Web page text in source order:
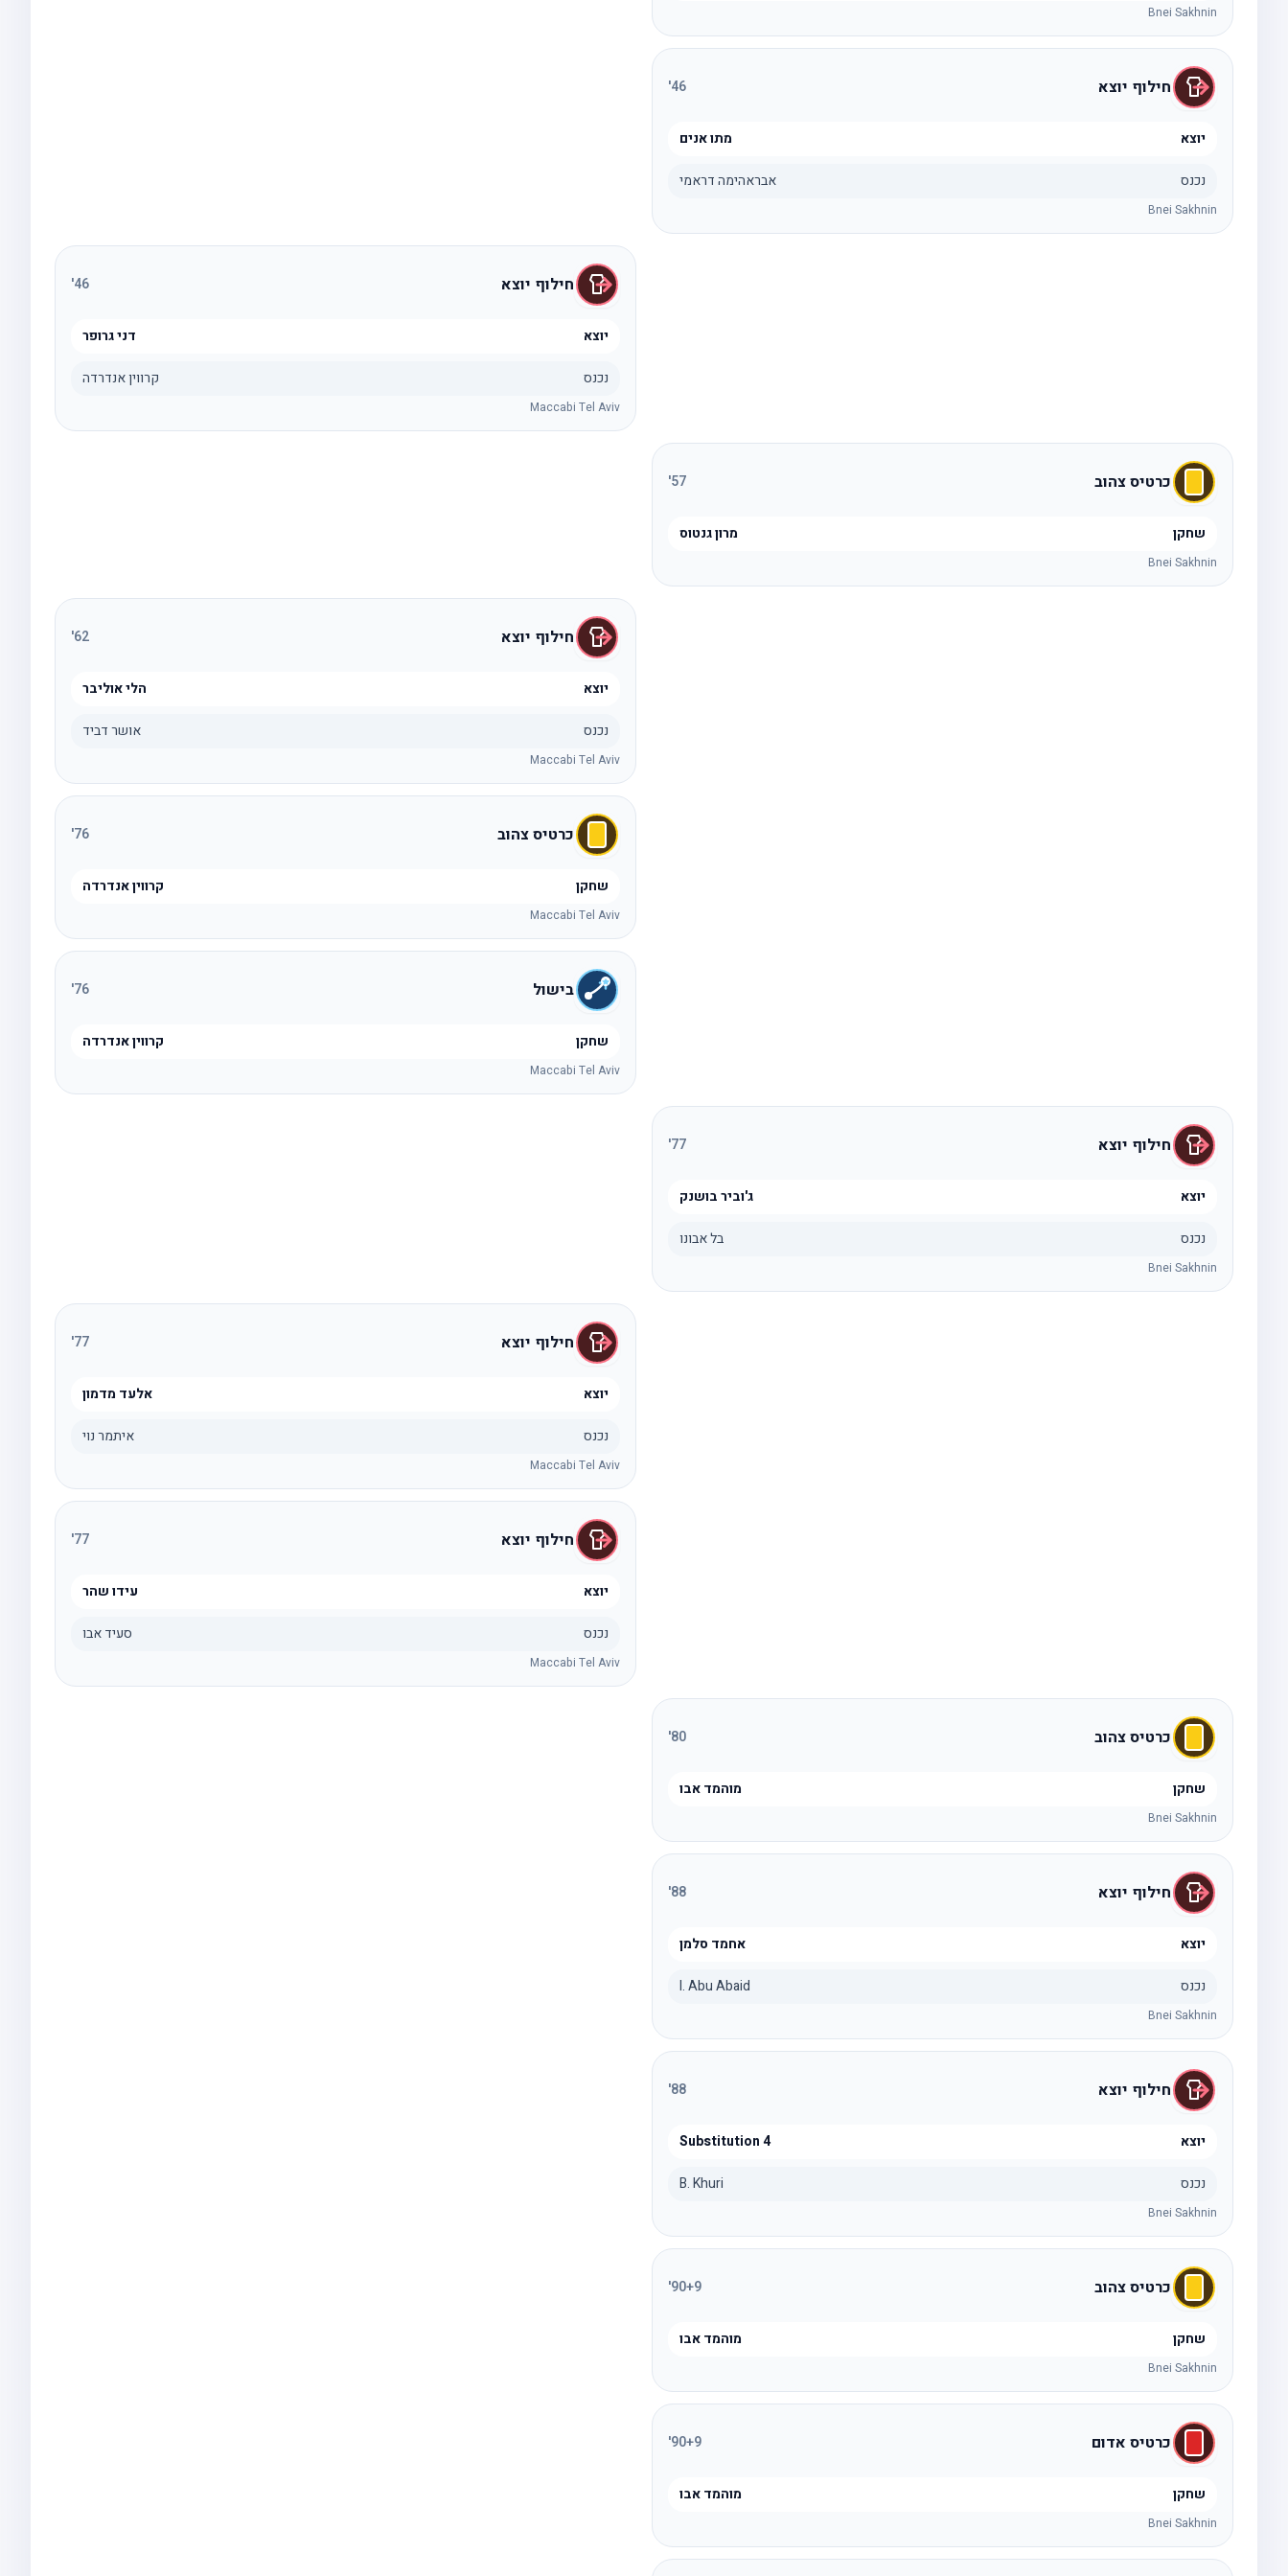
Bnei Sakhnin
חילוף יוצא 46
'
יוצא מתו אנים
נכנס אבראהימה דראמי
Bnei Sakhnin
חילוף יוצא 46
'
יוצא דני גרופר
נכנס קרווין אנדרדה
Maccabi Tel Aviv
כרטיס צהוב 57
'
שחקן מרון גנטוס
Bnei Sakhnin
חילוף יוצא 62
'
יוצא הלי אוליבר
נכנס אושר דביד
Maccabi Tel Aviv
כרטיס צהוב 76
'
שחקן קרווין אנדרדה
Maccabi Tel Aviv
בישול 76
'
שחקן קרווין אנדרדה
Maccabi Tel Aviv
חילוף יוצא 77
'
יוצא ג'וביר בושנק
נכנס בל אבונו
Bnei Sakhnin
חילוף יוצא 77
'
יוצא אלעד מדמון
נכנס איתמר נוי
Maccabi Tel Aviv
חילוף יוצא 77
'
יוצא עידו שהר
נכנס סעיד אבו
Maccabi Tel Aviv
כרטיס צהוב 80
'
שחקן מוהמד אבו
Bnei Sakhnin
חילוף יוצא 88
'
יוצא אחמד סלמן
נכנס I. Abu Abaid
Bnei Sakhnin
חילוף יוצא 88
'
יוצא Substitution 4
נכנס B. Khuri
Bnei Sakhnin
כרטיס צהוב 90+9
'
שחקן מוהמד אבו
Bnei Sakhnin
כרטיס אדום 90+9
'
שחקן מוהמד אבו
Bnei Sakhnin